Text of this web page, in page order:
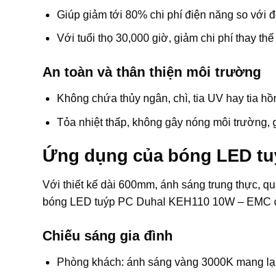
Giúp giảm tới 80% chi phí điện năng so với
Với tuổi thọ 30,000 giờ, giảm chi phí thay
An toàn và thân thiện môi trường
Không chứa thủy ngân, chì, tia UV hay tia
Tỏa nhiệt thấp, không gây nóng môi trường,
Ứng dụng của bóng LED
Với thiết kế dài 600mm, ánh sáng trung thực,
bóng LED tuýp PC Duhal KEH110 10W –
Chiếu sáng gia đình
Phòng khách: ánh sáng vàng 3000K mang